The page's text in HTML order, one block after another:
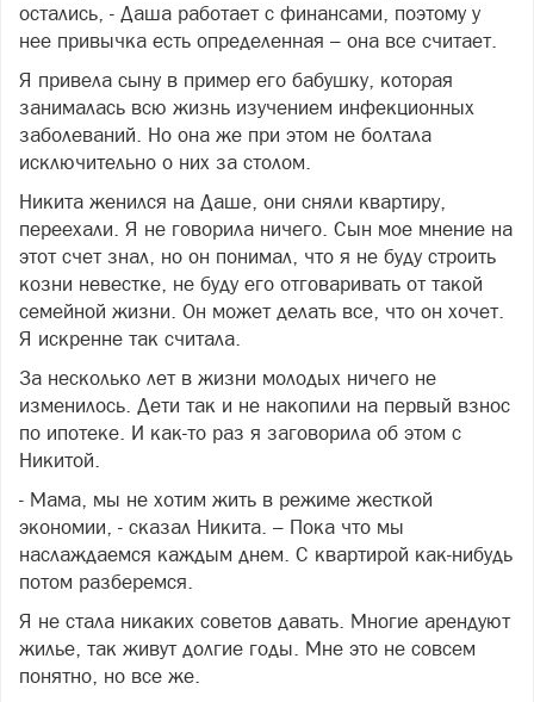
остались, - Даша работает с финансами, поэтому у
нее привычка есть определенная – она все считает.
Я привела сыну в пример его бабушку, которая
занималась всю жизнь изучением инфекционных
заболеваний. Но она же при этом не болтала
исключительно о них за столом.
Никита женился на Даше, они сняли квартиру,
переехали. Я не говорила ничего. Сын мое мнение на
этот счет знал, но он понимал, что я не буду строить
козни невестке, не буду его отговаривать от такой
семейной жизни. Он может делать все, что он хочет.
Я искренне так считала.
За несколько лет в жизни молодых ничего не
изменилось. Дети так и не накопили на первый взнос
по ипотеке. И как-то раз я заговорила об этом с
Никитой.
- Мама, мы не хотим жить в режиме жесткой
экономии, - сказал Никита. – Пока что мы
наслаждаемся каждым днем. С квартирой как-нибудь
потом разберемся.
Я не стала никаких советов давать. Многие арендуют
жилье, так живут долгие годы. Мне это не совсем
понятно, но все же.